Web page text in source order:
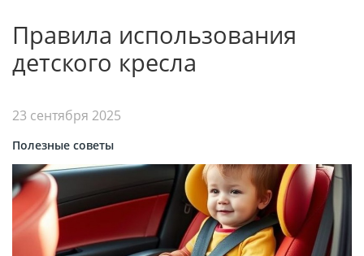
Правила использования
детского кресла
23 сентября 2025
Полезные советы